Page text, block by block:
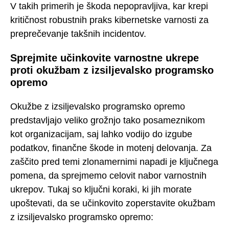
V takih primerih je škoda nepopravljiva, kar krepi
kritičnost robustnih praks kibernetske varnosti za
preprečevanje takšnih incidentov.
Sprejmite učinkovite varnostne ukrepe
proti okužbam z izsiljevalsko programsko
opremo
Okužbe z izsiljevalsko programsko opremo
predstavljajo veliko grožnjo tako posameznikom
kot organizacijam, saj lahko vodijo do izgube
podatkov, finančne škode in motenj delovanja. Za
zaščito pred temi zlonamernimi napadi je ključnega
pomena, da sprejmemo celovit nabor varnostnih
ukrepov. Tukaj so ključni koraki, ki jih morate
upoštevati, da se učinkovito zoperstavite okužbam
z izsiljevalsko programsko opremo: